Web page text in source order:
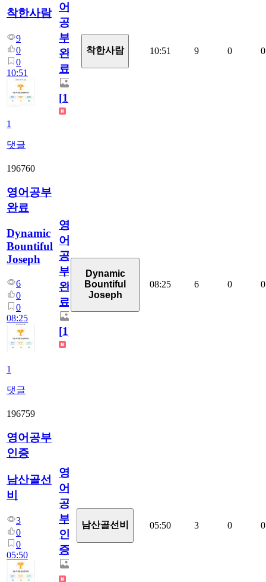
착한사람
9
0
0
10:51
1
댓글
어
공
부
완
료
[1]
착한사람 10:51 9 0 0
196760
영어공부
완료
Dynamic
Bountiful
Joseph
6
0
0
08:25
1
댓글
영
어
공
부
완
료
[1]
Dynamic
Bountiful
Joseph
08:25 6 0 0
196759
영어공부
인증
남산골선
비
3
0
0
05:50
영
어
공
부
인
증
남산골선비 05:50 3 0 0